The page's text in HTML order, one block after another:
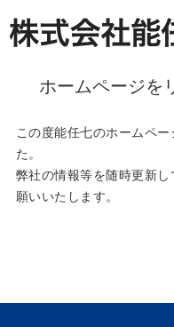
ホーム
農業用ネット製品紹介
会社案内
ホームページを
この度能任七のホームペ
た。
弊社の情報等を随時更新
願いいたします。